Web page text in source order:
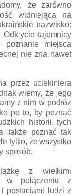
że zarówno
widniejąca na
nazwisko:
Odkrycie tajemnicy
poznanie miejsca
nie zna nawet
przez uciekiniera
wiemy, że jego
z nim w podróż
po to, by poznać
historii, tych
także poznać tak
tylko, że wszystko
sposób.
z wielkimi
w połączeniu z
postaciami ludzi z